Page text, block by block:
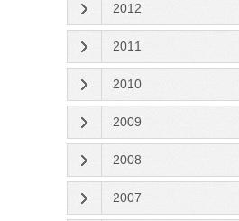
2012
2011
2010
2009
2008
2007